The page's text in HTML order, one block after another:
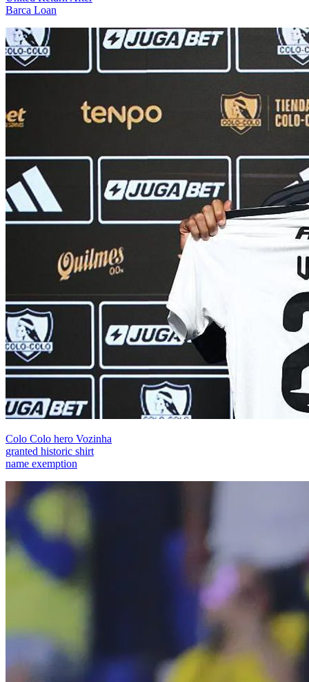
Barca Loan
Colo Colo hero Vozinha
granted historic shirt
name exemption